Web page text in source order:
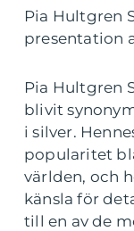
Pia Hultgren
presentation
Pia Hultgren
blivit
i silver.
popularitet
världen, och
känsla för
till en av de